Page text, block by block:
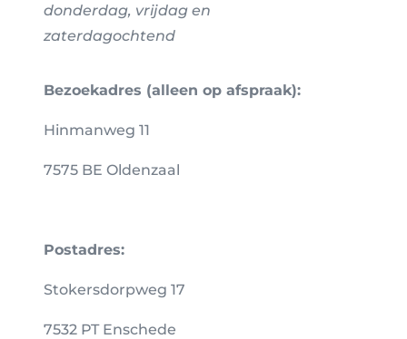
donderdag, vrijdag en
zaterdagochtend
Bezoekadres (alleen op afspraak):
Hinmanweg 11
7575 BE Oldenzaal
Postadres:
Stokersdorpweg 17
7532 PT Enschede